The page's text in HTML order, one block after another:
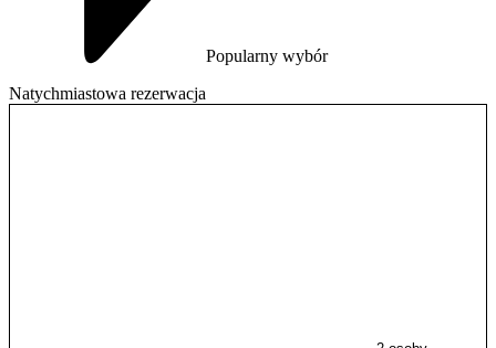
Natychmiastowa rezerwacja
Popularny wybór